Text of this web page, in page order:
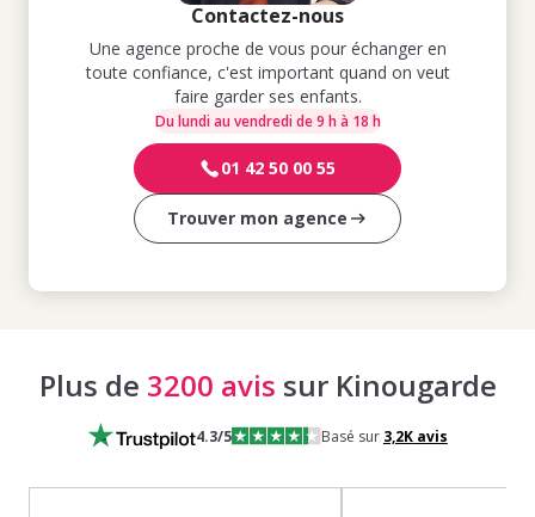
Contactez-nous
Une agence proche de vous pour échanger en
toute confiance, c'est important quand on veut
faire garder ses enfants.
Du lundi au vendredi de 9 h à 18 h
01 42 50 00 55
Trouver mon agence
Plus de 3200 avis sur Kinougarde
4.3/5 Basé sur 3,2Kavis